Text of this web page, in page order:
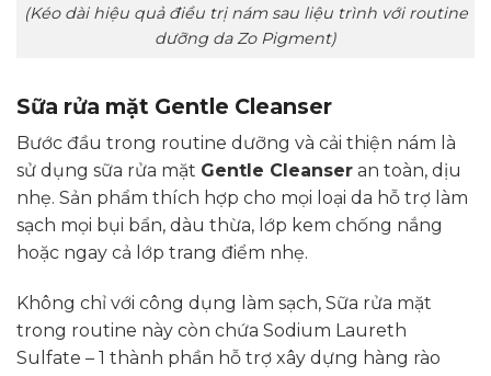
(Kéo dài hiệu quả điều trị nám sau liệu trình với routine
dưỡng da Zo Pigment)
Sữa rửa mặt Gentle Cleanser
Bước đầu trong routine dưỡng và cải thiện nám là
sử dụng sữa rửa mặt Gentle Cleanser an toàn, dịu
nhẹ. Sản phẩm thích hợp cho mọi loại da hỗ trợ làm
sạch mọi bụi bẩn, dàu thừa, lớp kem chống nắng
hoặc ngay cả lớp trang điểm nhẹ.
Không chỉ với công dụng làm sạch, Sữa rửa mặt
trong routine này còn chứa Sodium Laureth
Sulfate – 1 thành phần hỗ trợ xây dựng hàng rào